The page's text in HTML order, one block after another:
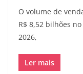
O volume de
R$ 8,52 bilhões
2026,
Ler mais